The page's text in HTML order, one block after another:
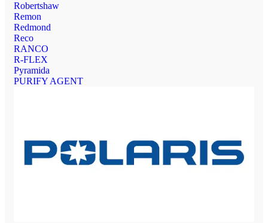
Robertshaw
Remon
Redmond
Reco
RANCO
R-FLEX
Pyramida
PURIFY AGENT